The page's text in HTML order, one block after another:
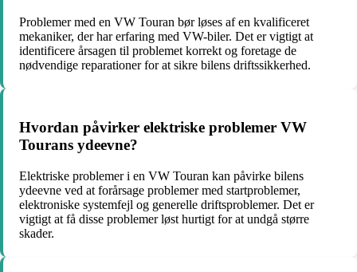
Problemer med en VW Touran bør løses af en kvalificeret
mekaniker, der har erfaring med VW-biler. Det er vigtigt at
identificere årsagen til problemet korrekt og foretage de
nødvendige reparationer for at sikre bilens driftssikkerhed.
Hvordan påvirker elektriske problemer VW
Tourans ydeevne?
Elektriske problemer i en VW Touran kan påvirke bilens
ydeevne ved at forårsage problemer med startproblemer,
elektroniske systemfejl og generelle driftsproblemer. Det er
vigtigt at få disse problemer løst hurtigt for at undgå større
skader.